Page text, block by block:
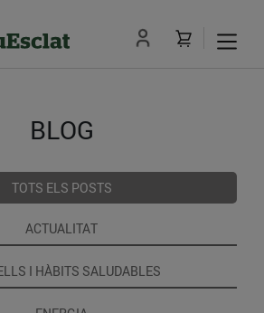
BLOG
TOTS ELS POSTS
ACTUALITAT
I HÀBITS SALUDABLES